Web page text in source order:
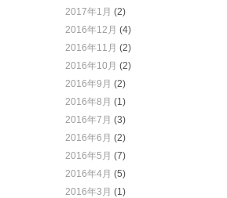
2017年1月 (2)
2016年12月 (4)
2016年11月 (2)
2016年10月 (2)
2016年9月 (2)
2016年8月 (1)
2016年7月 (3)
2016年6月 (2)
2016年5月 (7)
2016年4月 (5)
2016年3月 (1)